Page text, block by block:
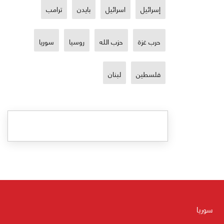
إسرائيل اسرائيل بايدن ترامب
حرب غزة حزب الله روسيا سوريا
فلسطين لبنان
سوريا